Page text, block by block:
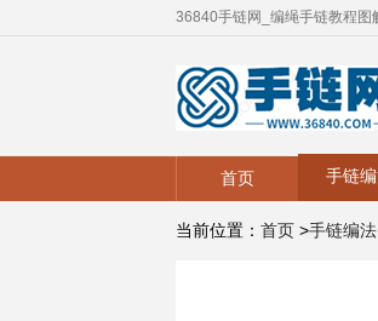
36840手链网_编绳手链教程图
首页
手链
当前位置： 首页 >手链编法